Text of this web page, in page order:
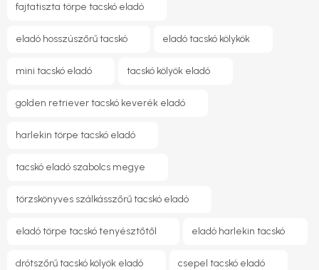
fajtatiszta törpe tacskó eladó
eladó hosszúszőrű tacskó eladó tacskó kölykök
mini tacskó eladó tacskó kölyök eladó
golden retriever tacskó keverék eladó
harlekin törpe tacskó eladó
tacskó eladó szabolcs megye
törzskönyves szálkásszőrű tacskó eladó
eladó törpe tacskó tenyésztőtől eladó harlekin tacskó
drótszőrű tacskó kölyök eladó csepel tacskó eladó